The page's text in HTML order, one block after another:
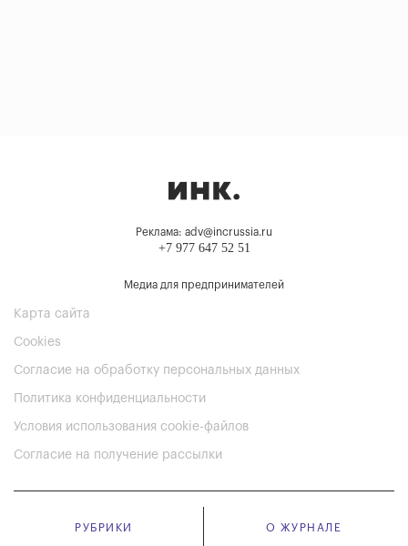
Реклама: adv@incrussia.ru
+7 977 647 52 51
Медиа для предпринимателей
Карта сайта
Cookies
Согласие на обработку персональных данных
Политика конфиденциальности
Условия использования cookie-файлов
Согласие на получение рассылки
РУБРИКИ О ЖУРНАЛЕ